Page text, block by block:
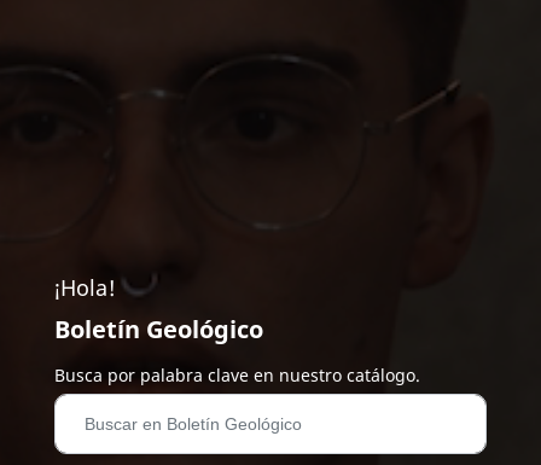
¡Hola!
Boletín Geológico
Busca por palabra clave en nuestro catálogo.